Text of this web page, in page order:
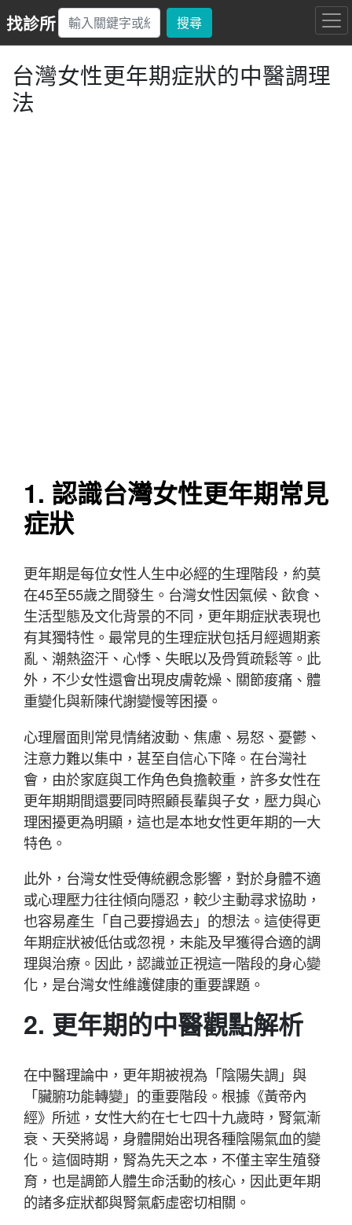
找診所 搜尋
台灣女性更年期症狀的中醫調理
法
1. 認識台灣女性更年期常見
症狀
更年期是每位女性人生中必經的生理階段，約莫
在45至55歲之間發生。台灣女性因氣候、飲食、
生活型態及文化背景的不同，更年期症狀表現也
有其獨特性。最常見的生理症狀包括月經週期紊
亂、潮熱盜汗、心悸、失眠以及骨質疏鬆等。此
外，不少女性還會出現皮膚乾燥、關節痠痛、體
重變化與新陳代謝變慢等困擾。
心理層面則常見情緒波動、焦慮、易怒、憂鬱、
注意力難以集中，甚至自信心下降。在台灣社
會，由於家庭與工作角色負擔較重，許多女性在
更年期期間還要同時照顧長輩與子女，壓力與心
理困擾更為明顯，這也是本地女性更年期的一大
特色。
此外，台灣女性受傳統觀念影響，對於身體不適
或心理壓力往往傾向隱忍，較少主動尋求協助，
也容易產生「自己要撐過去」的想法。這使得更
年期症狀被低估或忽視，未能及早獲得合適的調
理與治療。因此，認識並正視這一階段的身心變
化，是台灣女性維護健康的重要課題。
2. 更年期的中醫觀點解析
在中醫理論中，更年期被視為「陰陽失調」與
「臟腑功能轉變」的重要階段。根據《黃帝內
經》所述，女性大約在七七四十九歲時，腎氣漸
衰、天癸將竭，身體開始出現各種陰陽氣血的變
化。這個時期，腎為先天之本，不僅主宰生殖發
育，也是調節人體生命活動的核心，因此更年期
的諸多症狀都與腎氣虧虛密切相關。